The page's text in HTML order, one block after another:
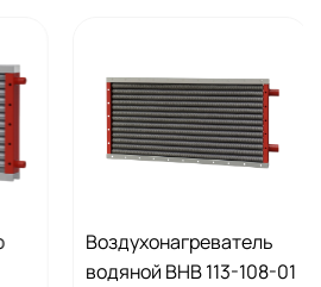
Воздухонагреватель
водяной ВНВ 113-108-01